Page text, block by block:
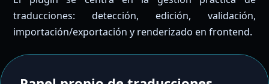
traducciones: detección, edición, validación,
importación/exportación y renderizado en frontend.